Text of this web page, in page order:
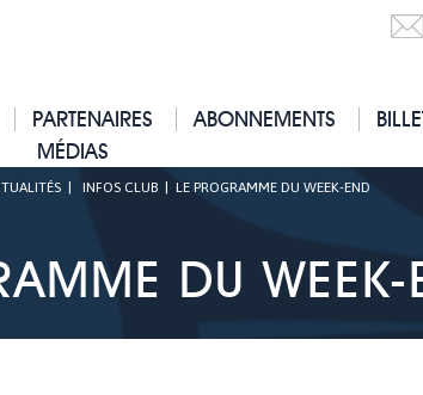
PARTENAIRES ABONNEMENTS
MÉDIAS
| INFOS CLUB| LE PROGRAMME DU WEEK-END
DU WEEK-